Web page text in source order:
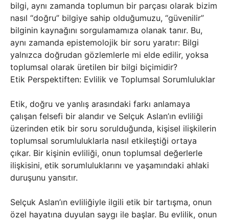
bilgi, aynı zamanda toplumun bir parçası olarak bizim
nasıl “doğru” bilgiye sahip olduğumuzu, “güvenilir”
bilginin kaynağını sorgulamamıza olanak tanır. Bu,
aynı zamanda epistemolojik bir soru yaratır: Bilgi
yalnızca doğrudan gözlemlerle mi elde edilir, yoksa
toplumsal olarak üretilen bir bilgi biçimidir?
Etik Perspektiften: Evlilik ve Toplumsal Sorumluluklar
Etik, doğru ve yanlış arasındaki farkı anlamaya
çalışan felsefi bir alandır ve Selçuk Aslan’ın evliliği
üzerinden etik bir soru sorulduğunda, kişisel ilişkilerin
toplumsal sorumluluklarla nasıl etkileştiği ortaya
çıkar. Bir kişinin evliliği, onun toplumsal değerlerle
ilişkisini, etik sorumluluklarını ve yaşamındaki ahlaki
duruşunu yansıtır.
Selçuk Aslan’ın evliliğiyle ilgili etik bir tartışma, onun
özel hayatına duyulan saygı ile başlar. Bu evlilik, onun